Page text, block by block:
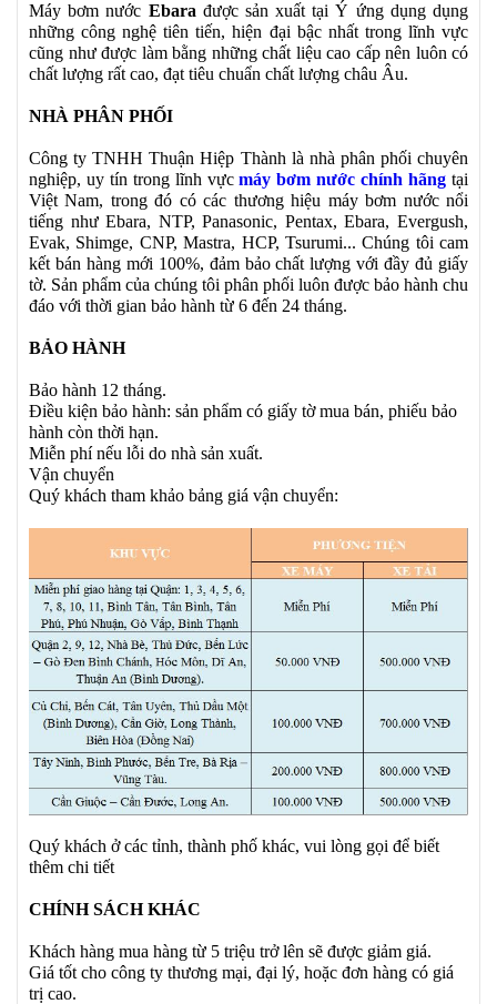
Máy bơm nước Ebara được sản xuất tại Ý ứng dụng dụng
những công nghệ tiên tiến, hiện đại bậc nhất trong lĩnh vực
cũng như được làm bằng những chất liệu cao cấp nên luôn có
chất lượng rất cao, đạt tiêu chuẩn chất lượng châu Âu.
NHÀ PHÂN PHỐI
Công ty TNHH Thuận Hiệp Thành là nhà phân phối chuyên
nghiệp, uy tín trong lĩnh vựcmáy bơm nước chính hãng tại
Việt Nam, trong đó có các thương hiệu máy bơm nước nổi
tiếng như Ebara, NTP, Panasonic, Pentax, Ebara, Evergush,
Evak, Shimge, CNP, Mastra, HCP, Tsurumi... Chúng tôi cam
kết bán hàng mới 100%, đảm bảo chất lượng với đầy đủ giấy
tờ. Sản phẩm của chúng tôi phân phối luôn được bảo hành chu
đáo với thời gian bảo hành từ 6 đến 24 tháng.
BẢO HÀNH
Bảo hành 12 tháng.
Điều kiện bảo hành: sản phẩm có giấy tờ mua bán, phiếu bảo
hành còn thời hạn.
Miễn phí nếu lỗi do nhà sản xuất.
Vận chuyển
Quý khách tham khảo bảng giá vận chuyển:
Quý khách ở các tỉnh, thành phố khác, vui lòng gọi để biết
thêm chi tiết
CHÍNH SÁCH KHÁC
Khách hàng mua hàng từ 5 triệu trở lên sẽ được giảm giá.
Giá tốt cho công ty thương mại, đại lý, hoặc đơn hàng có giá
trị cao.